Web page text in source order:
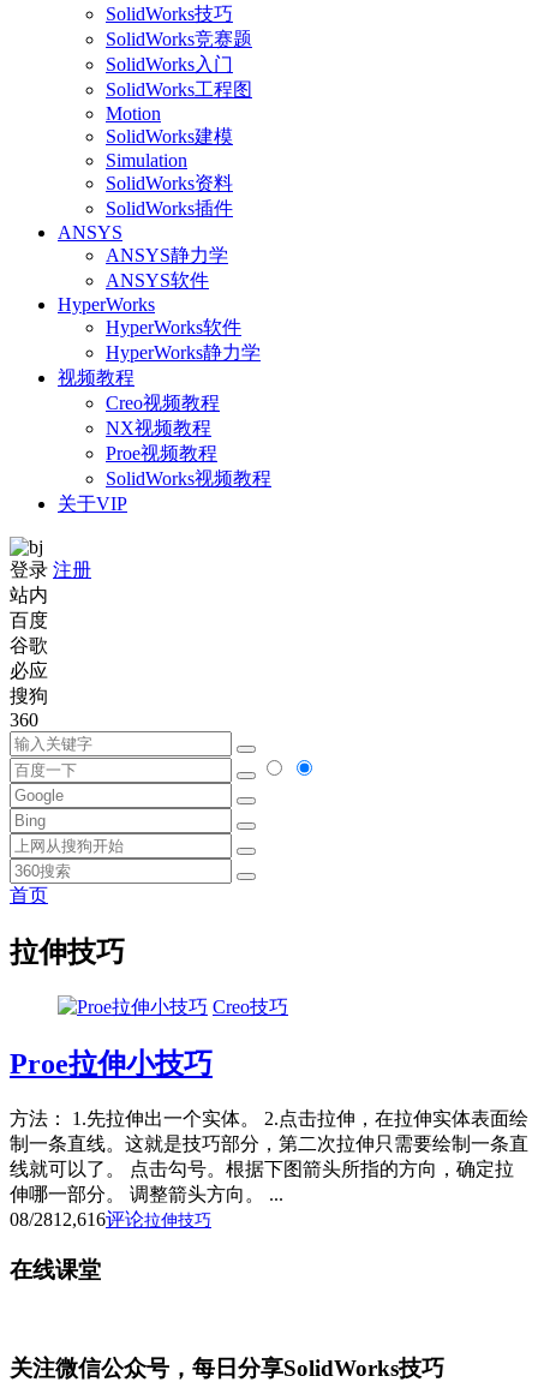
SolidWorks技巧
SolidWorks竞赛题
SolidWorks入门
SolidWorks工程图
Motion
SolidWorks建模
Simulation
SolidWorks资料
SolidWorks插件
ANSYS
ANSYS静力学
ANSYS软件
HyperWorks
HyperWorks软件
HyperWorks静力学
视频教程
Creo视频教程
NX视频教程
Proe视频教程
SolidWorks视频教程
关于VIP
登录 注册
站内
百度
谷歌
必应
搜狗
360
首页
拉伸技巧
Creo技巧
Proe拉伸小技巧
方法： 1.先拉伸出一个实体。 2.点击拉伸，在拉伸实体表面绘
制一条直线。这就是技巧部分，第二次拉伸只需要绘制一条直
线就可以了。 点击勾号。根据下图箭头所指的方向，确定拉
伸哪一部分。 调整箭头方向。 ...
08/2812,616评论拉伸技巧
在线课堂
关注微信公众号，每日分享SolidWorks技巧